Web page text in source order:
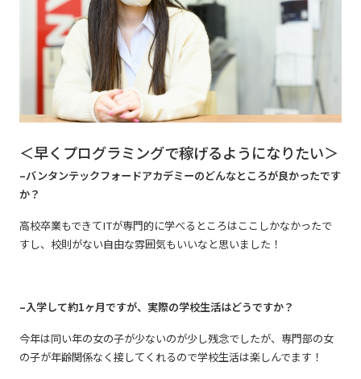
＜早くプログラミングで稼げるようになりたい＞
–バンタンテックフォードアカデミーのどんなところが良かったです
か？
高校卒業もできてITが専門的に学べるところはここしかなかったで
すし、校則がない自由な雰囲気もいいなと思いました！
–入学して約1ヶ月ですが、実際の学校生活はどうですか？
今年は同い年の女の子が少ないのが少し残念でしたが、専門部の女
の子が年齢関係なく接してくれるので学校生活は楽しんでます！